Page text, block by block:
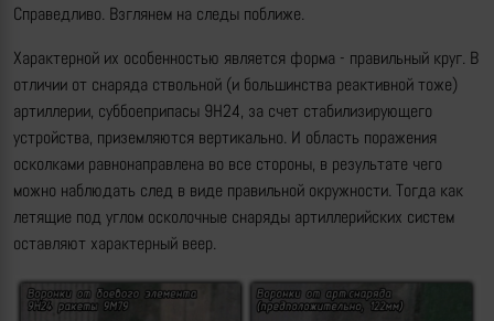
Справедливо. Взглянем на следы поближе.
Характерной их особенностью является форма - правильный круг. В
отличии от снаряда ствольной (и большинства реактивной тоже)
артиллерии, суббоеприпасы 9Н24, за счет стабилизирующего
устройства, приземляются вертикально. И область поражения
осколками равнонаправлена во все стороны, в результате чего
можно наблюдать след в виде правильной окружности. Тогда как
летящие под углом осколочные снаряды артиллерийских систем
оставляют характерный веер.